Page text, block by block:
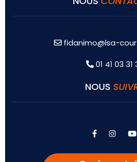
fidanimo@lsa-
01 41 03 31
NOUS
facebook